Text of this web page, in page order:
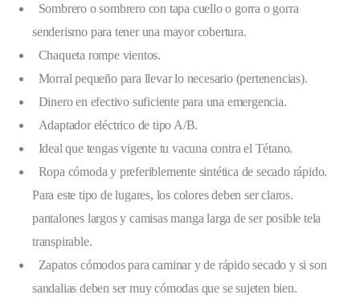
Sombrero o sombrero con tapa cuello o gorra o gorra
senderismo para tener una mayor cobertura.
Chaqueta rompe vientos.
Morral pequeño para llevar lo necesario (pertenencias).
Dinero en efectivo suficiente para una emergencia.
Adaptador eléctrico de tipo A/B.
Ideal que tengas vigente tu vacuna contra el Tétano.
Ropa cómoda y preferiblemente sintética de secado rápido.
Para este tipo de lugares, los colores deben ser claros.
pantalones largos y camisas manga larga de ser posible tela
transpirable.
Zapatos cómodos para caminar y de rápido secado y si son
sandalias deben ser muy cómodas que se sujeten bien.